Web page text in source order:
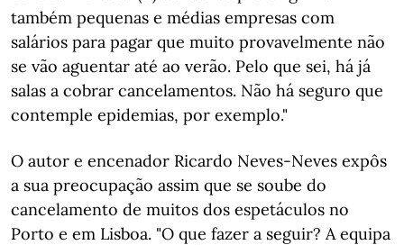
também pequenas e médias empresas com
salários para pagar que muito provavelmente não
se vão aguentar até ao verão. Pelo que sei, há já
salas a cobrar cancelamentos. Não há seguro que
contemple epidemias, por exemplo."
O autor e encenador Ricardo Neves-Neves expôs
a sua preocupação assim que se soube do
cancelamento de muitos dos espetáculos no
Porto e em Lisboa. "O que fazer a seguir? A equipa